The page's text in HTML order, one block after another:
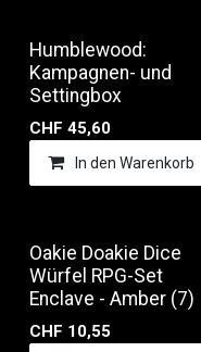
Humblewood:
Kampagnen- und
Settingbox
CHF 45,60
In den Warenkorb
Oakie Doakie Dice
Würfel RPG-Set
Enclave - Amber (7)
CHF 10,55